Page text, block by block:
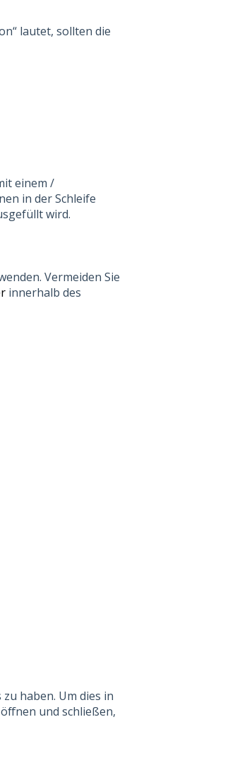
lautet, sollten die
einem /
in der Schleife
wird.
Vermeiden Sie
innerhalb des
haben. Um dies in
und schließen,